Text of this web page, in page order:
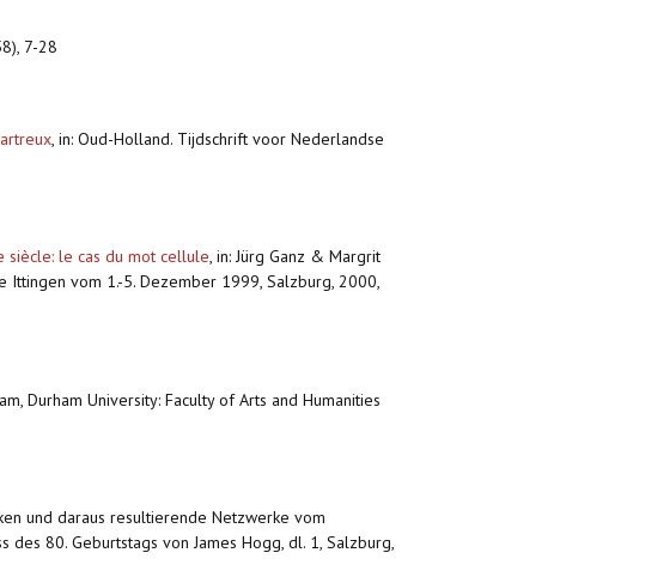
7-28
, in: Oud-Holland. Tijdschrift voor Nederlandse
siècle: le cas du mot cellule, in: Jürg Ganz & Margrit
Ittingen vom 1.-5. Dezember 1999, Salzburg, 2000,
Durham University: Faculty of Arts and Humanities
und daraus resultierende Netzwerke vom
80. Geburtstags von James Hogg, dl. 1, Salzburg,